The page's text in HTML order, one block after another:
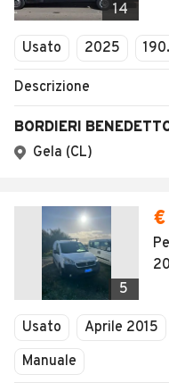
14
Usato 2025
Descrizione
BORDIERI
Gela (CL)
5
Usato Aprile 2015
Manuale